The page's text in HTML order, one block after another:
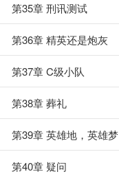
第35章 刑讯测试
第36章 精英还是炮灰
第37章 C级小队
第38章 葬礼
第39章 英雄地，英雄梦
第40章 疑问